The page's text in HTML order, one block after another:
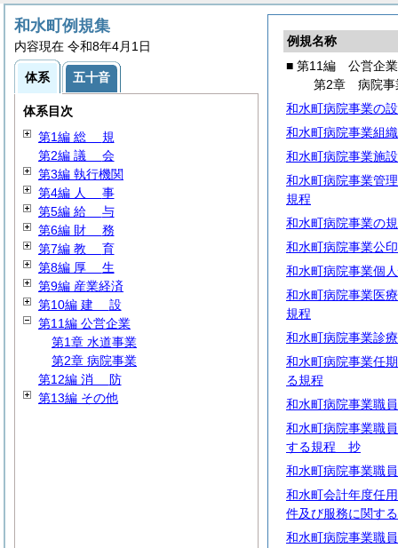
例規名称
■ 第11編 公営企業
第2章 病院事
和水町病院事業の
和水町病院事業組
和水町病院事業施
和水町病院事業管
規程
和水町病院事業の
和水町病院事業公
和水町病院事業個
和水町病院事業医
規程
和水町病院事業診
和水町病院事業任
る規程
和水町病院事業職
和水町病院事業職
する規程 抄
和水町病院事業職
和水町会計年度任
件及び服務に関す
和水町病院事業職
和水町例規集
内容現在 令和8年4月1日
体系 五十音
体系目次
第1編 総 規
第2編 議 会
第3編 執行機関
第4編 人 事
第5編 給 与
第6編 財 務
第7編 教 育
第8編 厚 生
第9編 産業経済
第10編 建 設
第11編 公営企業
第1章 水道事業
第2章 病院事業
第12編 消 防
第13編 その他